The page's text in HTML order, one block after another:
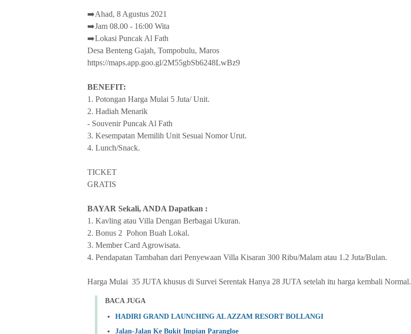
➡️Ahad, 8 Agustus 2021
➡️Jam 08.00 - 16:00 Wita
➡️Lokasi Puncak Al Fath
Desa Benteng Gajah, Tompobulu, Maros
https://maps.app.goo.gl/2M55gbSb6248LwBz9
BENEFIT:
1. Potongan Harga Mulai 5 Juta/ Unit.
2. Hadiah Menarik
- Souvenir Puncak Al Fath
3. Kesempatan Memilih Unit Sesuai Nomor Urut.
4. Lunch/Snack.
TICKET
GRATIS
BAYAR Sekali, ANDA Dapatkan :
1. Kavling atau Villa Dengan Berbagai Ukuran.
2. Bonus 2 Pohon Buah Lokal.
3. Member Card Agrowisata.
4. Pendapatan Tambahan dari Penyewaan Villa Kisaran 300 Ribu/Malam atau 1.2 Juta/Bulan.
Harga Mulai 35 JUTA khusus di Survei Serentak Hanya 28 JUTA setelah itu harga kembali Normal.
BACA JUGA
HADIRI GRAND LAUNCHING AL AZZAM RESORT BOLLANGI
Jalan-Jalan Ke Bukit Impian Parangloe